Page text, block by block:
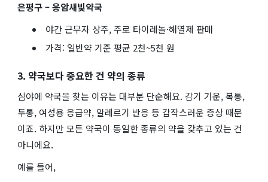
은평구 – 응암새빛약국
야간 근무자 상주, 주로 타이레놀·해열제 판매
가격: 일반약 기준 평균 2천~5천 원
3. 약국보다 중요한 건 약의 종류
심야에 약국을 찾는 이유는 대부분 단순해요. 감기 기운, 복통,
두통, 여성용 응급약, 알레르기 반응 등 갑작스러운 증상 때문
이죠. 하지만 모든 약국이 동일한 종류의 약을 갖추고 있는 건
아니에요.
예를 들어,